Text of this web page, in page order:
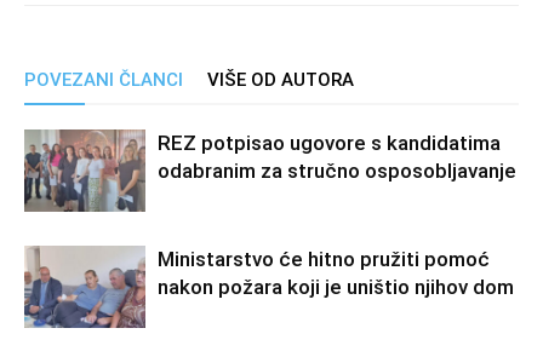
POVEZANI ČLANCI VIŠE OD AUTORA
REZ potpisao ugovore s kandidatima
odabranim za stručno osposobljavanje
Ministarstvo će hitno pružiti pomoć
nakon požara koji je uništio njihov dom